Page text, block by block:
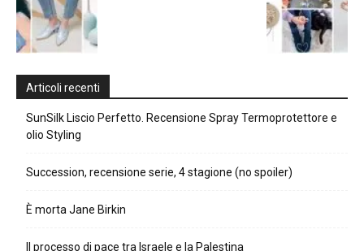
Articoli recenti
SunSilk Liscio Perfetto. Recensione Spray Termoprotettore e
olio Styling
Succession, recensione serie, 4 stagione (no spoiler)
È morta Jane Birkin
Il processo di pace tra Israele e la Palestina